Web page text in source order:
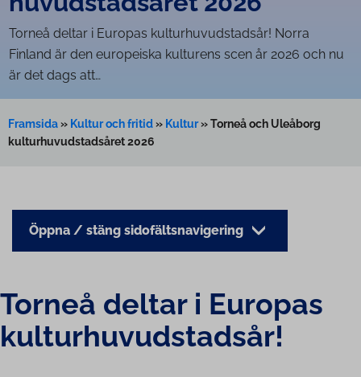
Torneå deltar i Europas kul­tur­hu­vud­stads­år! Norra
Finland är den europeiska kulturens scen år 2026 och nu
är det dags att…
Framsida» Kultur och fritid» Kultur»Torneå och Uleåborg
kulturhuvudstadsåret 2026
Öppna / stäng sidofältsnavigering
Torneå deltar i Europas
kul­tur­hu­vud­stads­år!